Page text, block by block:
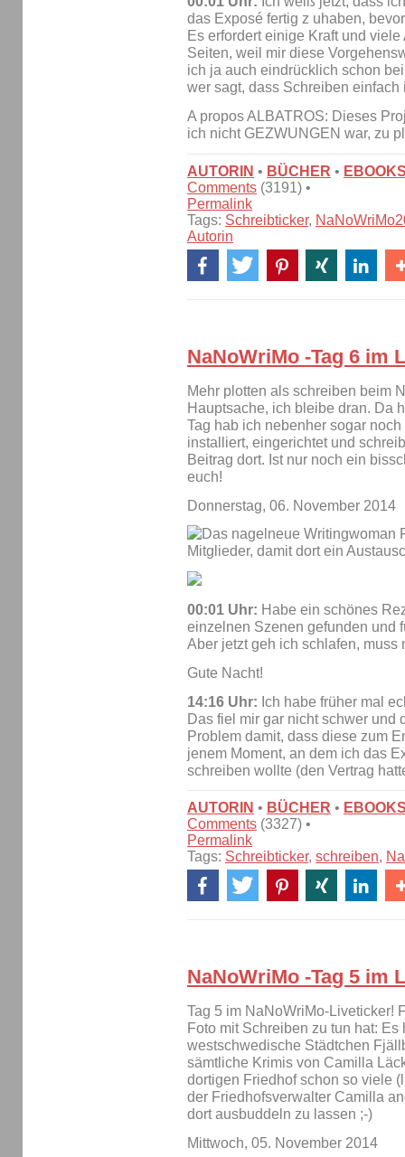
das Exposé fertig z uhaben,
Es erfordert einige Kraft und
Seiten, weil mir diese
ich ja auch eindrücklich schon
wer sagt, dass Schreiben einfach
A propos ALBATROS: Dieses
ich nicht GEZWUNGEN war, zu
AUTORIN • BÜCHER •
Comments (3191) •
Permalink
Tags: Schreibticker,
Autorin
NaNoWriMo -Tag 6 im
Mehr plotten als schreiben beim
Hauptsache, ich bleibe dran. Da
Tag hab ich nebenher sogar
installiert, eingerichtet und
Beitrag dort. Ist nur noch ein
euch!
Donnerstag, 06. November 2014
00:01 Uhr: Habe ein schönes
einzelnen Szenen gefunden und
Aber jetzt geh ich schlafen, muss
Gute Nacht!
14:16 Uhr: Ich habe früher mal
Das fiel mir gar nicht schwer und
Problem damit, dass diese zum
jenem Moment, an dem ich das
schreiben wollte (den Vertrag
AUTORIN • BÜCHER •
Comments (3327) •
Permalink
Tags: Schreibticker, schreiben,
NaNoWriMo -Tag 5 im
Tag 5 im NaNoWriMo-Liveticker!
Foto mit Schreiben zu tun hat:
westschwedische Städtchen
sämtliche Krimis von Camilla
dortigen Friedhof schon so viele
der Friedhofsverwalter Camilla
dort ausbuddeln zu lassen ;-)
Mittwoch, 05. November 2014